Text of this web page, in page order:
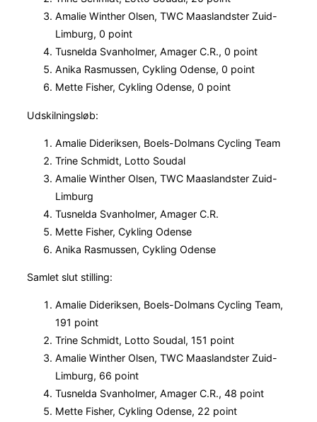
Amalie Winther Olsen, TWC Maaslandster Zuid-
Limburg, 0 point
Tusnelda Svanholmer, Amager C.R., 0 point
Anika Rasmussen, Cykling Odense, 0 point
Mette Fisher, Cykling Odense, 0 point
Udskilningsløb:
Amalie Dideriksen, Boels-Dolmans Cycling Team
Trine Schmidt, Lotto Soudal
Amalie Winther Olsen, TWC Maaslandster Zuid-
Limburg
Tusnelda Svanholmer, Amager C.R.
Mette Fisher, Cykling Odense
Anika Rasmussen, Cykling Odense
Samlet slut stilling:
Amalie Dideriksen, Boels-Dolmans Cycling Team,
191 point
Trine Schmidt, Lotto Soudal, 151 point
Amalie Winther Olsen, TWC Maaslandster Zuid-
Limburg, 66 point
Tusnelda Svanholmer, Amager C.R., 48 point
Mette Fisher, Cykling Odense, 22 point